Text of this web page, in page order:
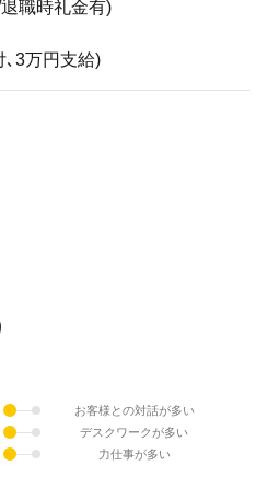
職時礼金有)
､3万円支給)
お客様との対話が多い
デスクワークが多い
力仕事が多い